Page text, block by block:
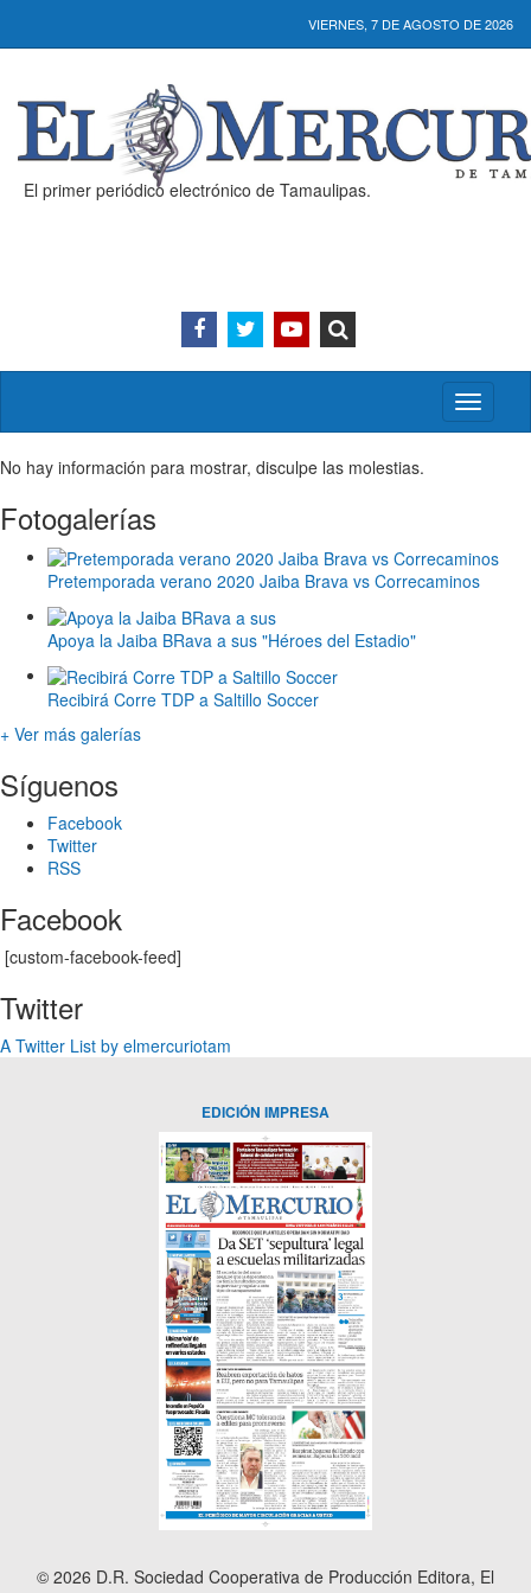
VIERNES, 7 DE AGOSTO DE 2026
El primer periódico electrónico de Tamaulipas.
Activar/
menú
No hay información para mostrar, disculpe las molestias.
Fotogalerías
Pretemporada verano 2020 Jaiba Brava vs Correcaminos
Apoya la Jaiba BRava a sus "Héroes del Estadio"
Recibirá Corre TDP a Saltillo Soccer
+ Ver más galerías
Síguenos
Facebook
Twitter
RSS
Facebook
[custom-facebook-feed]
Twitter
A Twitter List by elmercuriotam
EDICIÓN IMPRESA
© 2026 D.R. Sociedad Cooperativa de Producción Editora, El